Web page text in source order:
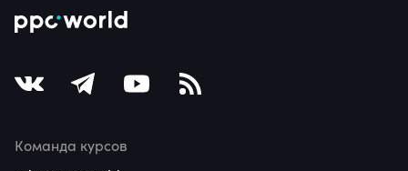
Команда курсов